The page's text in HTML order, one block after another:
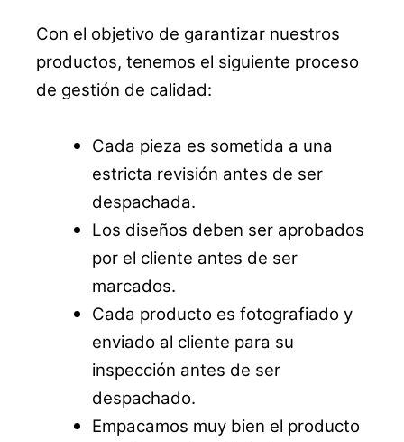
Con el objetivo de garantizar nuestros
productos, tenemos el siguiente proceso
de gestión de calidad:
Cada pieza es sometida a una
estricta revisión antes de ser
despachada.
Los diseños deben ser aprobados
por el cliente antes de ser
marcados.
Cada producto es fotografiado y
enviado al cliente para su
inspección antes de ser
despachado.
Empacamos muy bien el producto